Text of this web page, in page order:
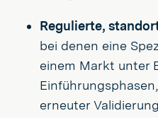
Regulierte,
bei denen eine
einem Markt unter
erneuter